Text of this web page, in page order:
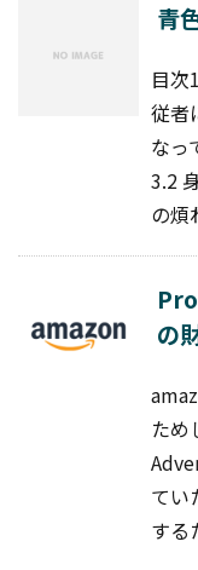
青
目次
従者
なっ
3.2
の煩
の
た
てい
する